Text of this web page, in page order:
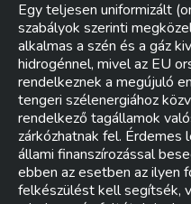
Egy teljesen uniformizált
szabályok szerinti
alkalmas a szén és a gáz
hidrogénnel, mivel az EU
rendelkeznek a megújuló
tengeri szélenergiához
rendelkező tagállamok
zárkózhatnak fel. Érdemes
állami finanszírozással
ebben az esetben az ilyen
felkészülést kell segítsék,